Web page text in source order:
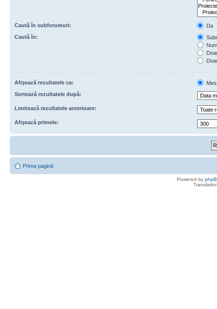
Caută în subforumuri:
Da
Caută în:
Afişează rezultatele ca:
Sortează rezultatele după:
Limitează rezultatele anterioare:
Afişează primele:
Prima pagină
Powered by